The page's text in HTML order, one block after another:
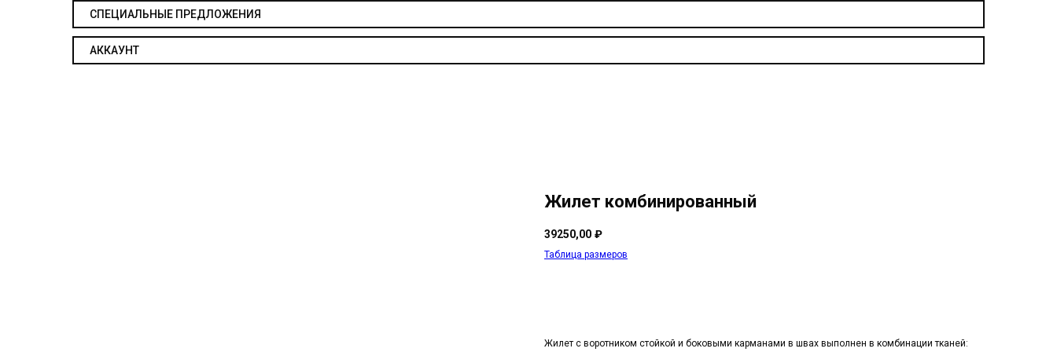
СПЕЦИАЛЬНЫЕ ПРЕДЛОЖЕНИЯ
АККАУНТ
Жилет комбинированный
39250,00 ₽
Таблица размеров
Жилет с воротником стойкой и боковыми карманами в швах выполнен в комбинации тканей: